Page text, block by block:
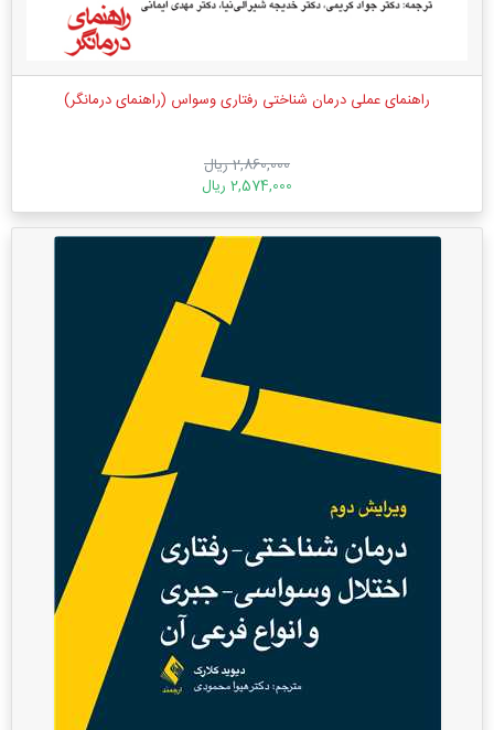
راهنمای عملی درمان شناختی رفتاری وسواس (راهنمای درمانگر)
2,860,000 ریال
2,574,000 ریال